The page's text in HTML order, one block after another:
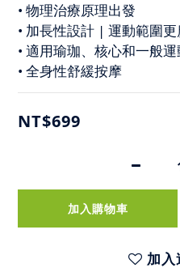
• 物理治療原理出發
• 加長性設計 | 運動範圍
• 適用瑜珈、核心和一般
• 全身性舒緩按摩
NT$699
加入購物車
加入